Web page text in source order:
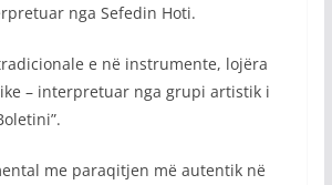
nga Sefedin Hoti.
e në instrumente, lojëra
– interpretuar nga grupi artistik i
me paraqitjen më autentik në